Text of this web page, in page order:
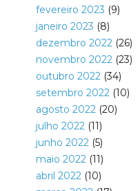
fevereiro 2023 (9)
janeiro 2023 (8)
dezembro 2022(26)
novembro 2022(23)
outubro 2022(34)
setembro 2022(10)
agosto 2022(20)
julho 2022(11)
junho 2022(5)
maio 2022(11)
abril 2022(10)